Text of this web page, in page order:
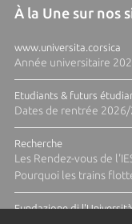
À la Une sur nos
www.universita.corsica
Année universitaire
Etudiants & futurs
Dates de rentrée
Recherche
Les Rendez-vous de
Pourquoi les trains
Fundazione di l'Università